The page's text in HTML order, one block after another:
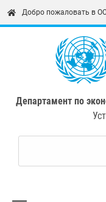
Добро пожаловать в
Департамент по